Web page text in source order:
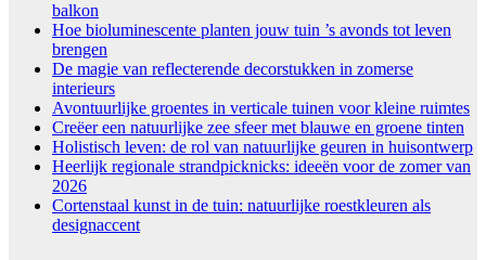
balkon
Hoe bioluminescente planten jouw tuin ’s avonds tot leven
brengen
De magie van reflecterende decorstukken in zomerse
interieurs
Avontuurlijke groentes in verticale tuinen voor kleine ruimtes
Creëer een natuurlijke zee sfeer met blauwe en groene tinten
Holistisch leven: de rol van natuurlijke geuren in huisontwerp
Heerlijk regionale strandpicknicks: ideeën voor de zomer van
2026
Cortenstaal kunst in de tuin: natuurlijke roestkleuren als
designaccent